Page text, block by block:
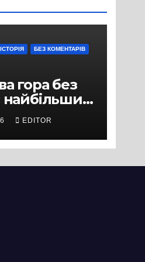
ІСТОРІЯ БЕЗ КОМЕНТАРІВ
гора без
найбільший
міф
EDITOR